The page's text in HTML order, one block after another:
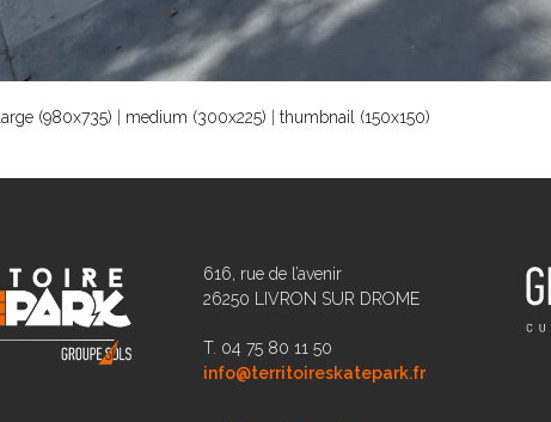
large (980x735) medium (300x225) |thumbnail (150x150)
616, rue de l’avenir
26250 LIVRON SUR DROME
T. 04 75 80 11 50
info@territoireskatepark.fr